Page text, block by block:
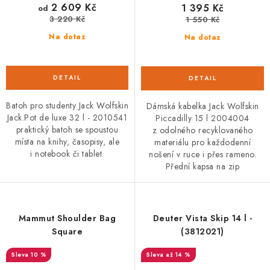
Na dotaz
od 2 609 Kč
3 220 Kč
Batoh pro studenty Jack Wolfskin
Jack.Pot de luxe 32 l - 2010541
praktický batoh se spoustou
místa na knihy, časopisy, ale
i notebook či tablet.
Na dotaz
1 395 Kč
1 550 Kč
Dámská kabelka Jack Wolfskin
Piccadilly 15 l 2004004
z odolného recyklovaného
materiálu pro každodenní
nošení v ruce i přes rameno.
Přední kapsa na zip
Mammut Shoulder Bag
Square
10 %
Deuter Vista Skip 14 l -
(3812021)
až 14 %